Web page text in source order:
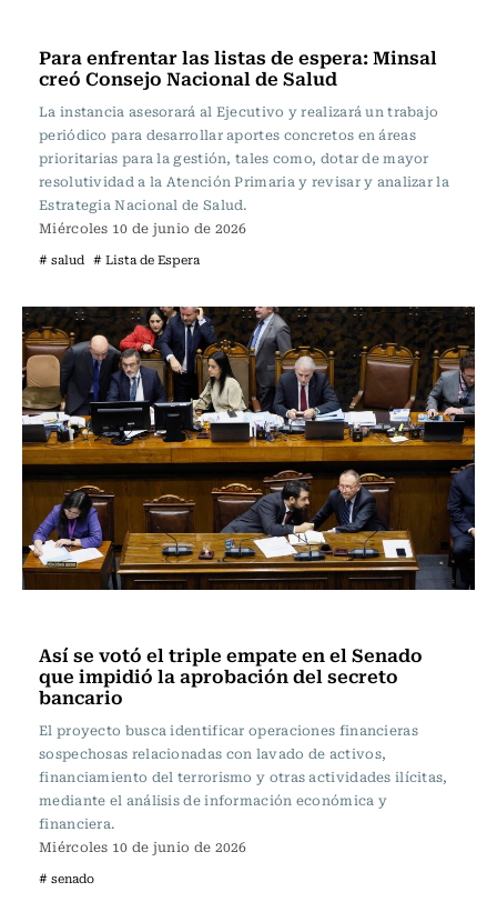
Para enfrentar las listas de espera: Minsal
creó Consejo Nacional de Salud
La instancia asesorará al Ejecutivo y realizará un trabajo
periódico para desarrollar aportes concretos en áreas
prioritarias para la gestión, tales como, dotar de mayor
resolutividad a la Atención Primaria y revisar y analizar la
Estrategia Nacional de Salud.
Miércoles 10 de junio de 2026
# salud # Lista de Espera
Así se votó el triple empate en el Senado
que impidió la aprobación del secreto
bancario
El proyecto busca identificar operaciones financieras
sospechosas relacionadas con lavado de activos,
financiamiento del terrorismo y otras actividades ilícitas,
mediante el análisis de información económica y
financiera.
Miércoles 10 de junio de 2026
# senado